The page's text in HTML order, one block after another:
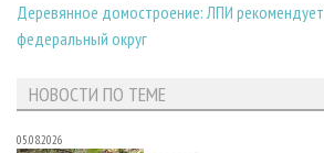
Деревянное домостроение: ЛПИ рекомендует
федеральный округ
НОВОСТИ ПО ТЕМЕ
05.08.2026